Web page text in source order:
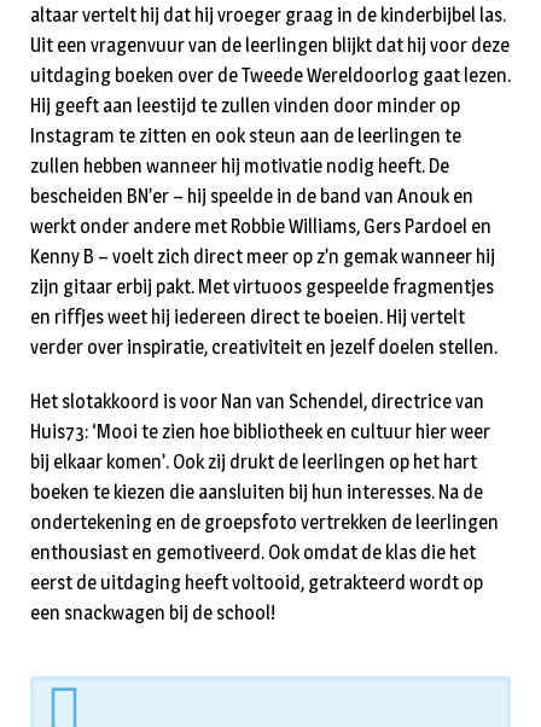
altaar vertelt hij dat hij vroeger graag in de kinderbijbel las.
Uit een vragenvuur van de leerlingen blijkt dat hij voor deze
uitdaging boeken over de Tweede Wereldoorlog gaat lezen.
Hij geeft aan leestijd te zullen vinden door minder op
Instagram te zitten en ook steun aan de leerlingen te
zullen hebben wanneer hij motivatie nodig heeft. De
bescheiden BN’er – hij speelde in de band van Anouk en
werkt onder andere met Robbie Williams, Gers Pardoel en
Kenny B – voelt zich direct meer op z’n gemak wanneer hij
zijn gitaar erbij pakt. Met virtuoos gespeelde fragmentjes
en riffjes weet hij iedereen direct te boeien. Hij vertelt
verder over inspiratie, creativiteit en jezelf doelen stellen.
Het slotakkoord is voor Nan van Schendel, directrice van
Huis73: ‘Mooi te zien hoe bibliotheek en cultuur hier weer
bij elkaar komen’. Ook zij drukt de leerlingen op het hart
boeken te kiezen die aansluiten bij hun interesses. Na de
ondertekening en de groepsfoto vertrekken de leerlingen
enthousiast en gemotiveerd. Ook omdat de klas die het
eerst de uitdaging heeft voltooid, getrakteerd wordt op
een snackwagen bij de school!